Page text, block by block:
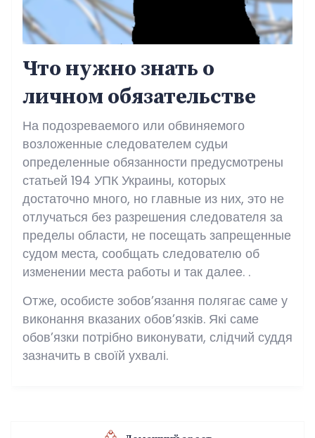
Что нужно знать о
личном обязательстве
На подозреваемого или обвиняемого
возложенные следователем судьи
определенные обязанности предусмотрены
статьей 194 УПК Украины, которых
достаточно много, но главные из них, это не
отлучаться без разрешения следователя за
пределы области, не посещать запрещенные
судом места, сообщать следователю об
изменении места работы и так далее. .
Отже, особисте зобов’язання полягає саме у
виконання вказаних обов’язків. Які саме
обов’язки потрібно виконувати, слідчий суддя
зазначить в своїй ухвалі.